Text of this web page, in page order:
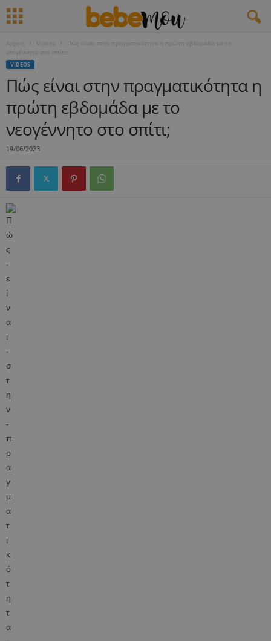
Αρχική Videos
Πώς είναι στην πραγματικότητα η πρώτη εβδομάδα με το
νεογέννητο στο σπίτι;
VIDEOS
Πώς είναι στην πραγματικότητα η
πρώτη εβδομάδα με το
νεογέννητο στο σπίτι;
19/06/2023